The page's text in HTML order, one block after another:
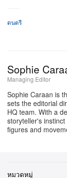
Weeknd ได้แก่
Tomorrow พร้
และแคนาดา ตอ
ประวัติศาสตร์
Citizen และโคร
สหประชาชาติ
ใบเพื่อสนับสนุน
ดนตรี
Sophie
Managing Editor
Sophie Caraan is
sets the editorial
HQ team. With a
storyteller's
figures and
หมวดหมู่